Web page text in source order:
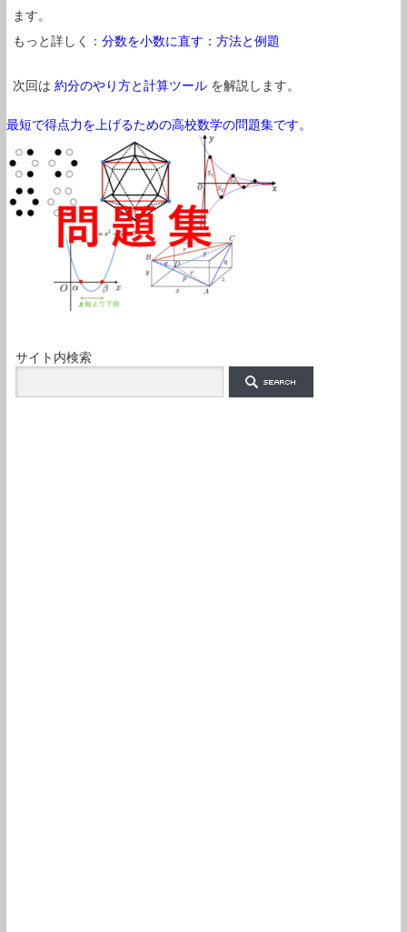
ます。
もっと詳しく： 分数を小数に直す：方法と例題
次回は 約分のやり方と計算ツール を解説します。
最短で得点力を上げるための高校数学の問題集です。
サイト内検索